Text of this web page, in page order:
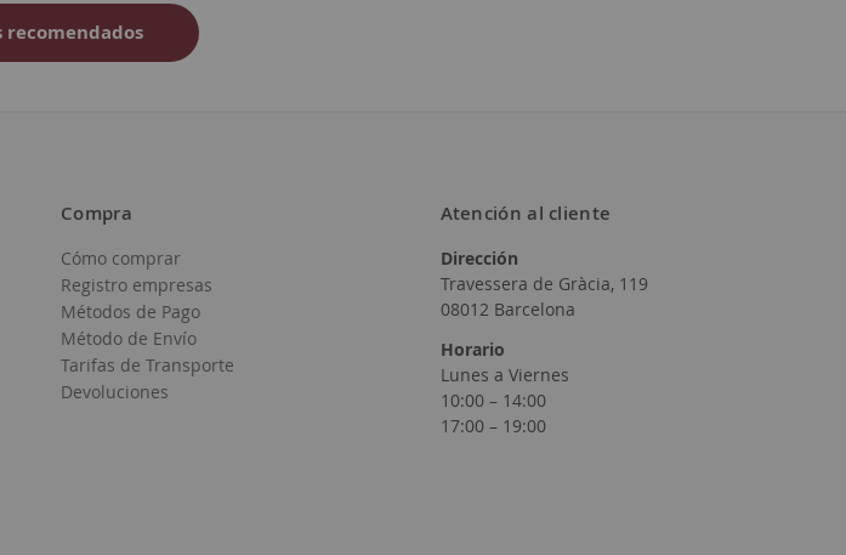
recomendados
Compra
Cómo comprar
Registro empresas
Métodos de Pago
Método de Envío
Tarifas de Transporte
Devoluciones
Atención al cliente
Dirección
Travessera de Gràcia, 119
08012 Barcelona
Horario
Lunes a Viernes
10:00 – 14:00
17:00 – 19:00